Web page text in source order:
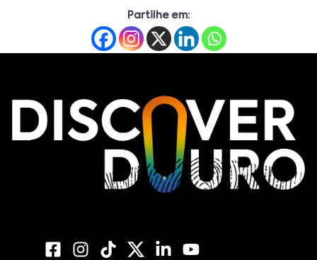
Partilhe em: